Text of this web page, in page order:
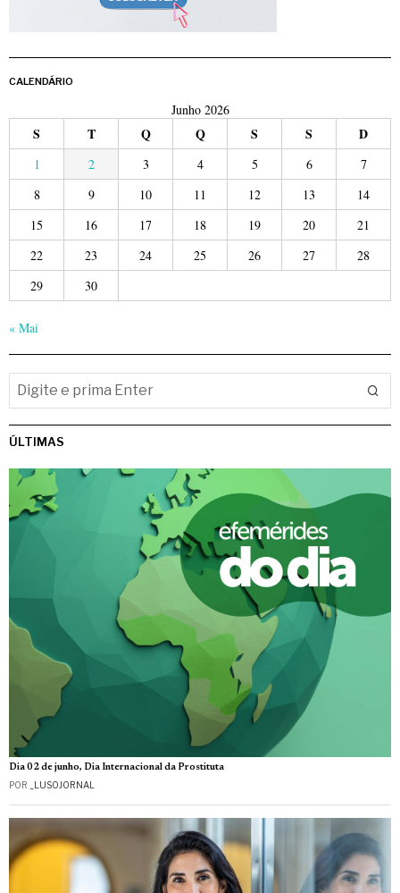
CALENDÁRIO
Junho 2026
S T Q Q S S D
1 2 3 4 5 6
7
8
9 10 11 12 13
14
15
16 17 18 19 20
21
22
23 24 25 26 27
28
29
30
« Mai
ÚLTIMAS
Dia 02 de junho, Dia Internacional da Prostituta
POR _LUSOJORNAL